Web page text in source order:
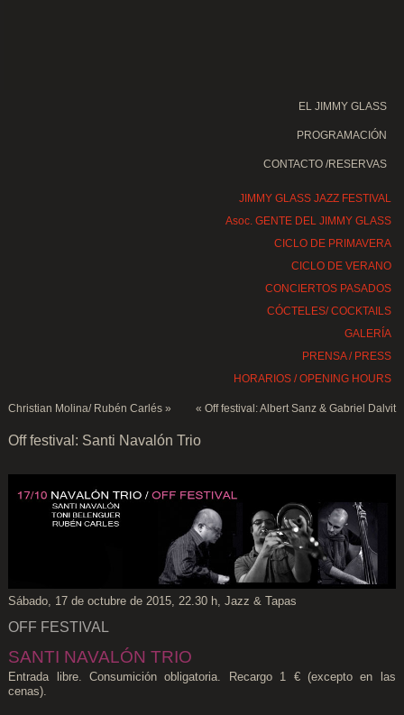
EL JIMMY GLASS
PROGRAMACIÓN
CONTACTO /RESERVAS
JIMMY GLASS JAZZ FESTIVAL
Asoc. GENTE DEL JIMMY GLASS
CICLO DE PRIMAVERA
CICLO DE VERANO
CONCIERTOS PASADOS
CÓCTELES/ COCKTAILS
GALERÍA
PRENSA / PRESS
HORARIOS / OPENING HOURS
Christian Molina/ Rubén Carlés » « Off festival: Albert Sanz & Gabriel Dalvit
Off festival: Santi Navalón Trio
Sábado, 17 de octubre de 2015, 22.30 h, Jazz & Tapas
OFF FESTIVAL
SANTI NAVALÓN TRIO
Entrada libre. Consumición obligatoria. Recargo 1 € (excepto en las
cenas).